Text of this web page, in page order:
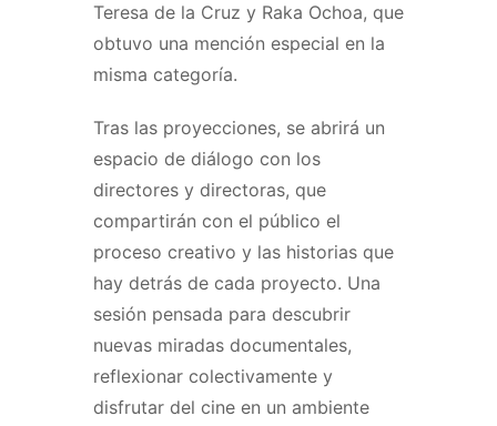
Teresa de la Cruz y Raka Ochoa, que
obtuvo una mención especial en la
misma categoría.
Tras las proyecciones, se abrirá un
espacio de diálogo con los
directores y directoras, que
compartirán con el público el
proceso creativo y las historias que
hay detrás de cada proyecto. Una
sesión pensada para descubrir
nuevas miradas documentales,
reflexionar colectivamente y
disfrutar del cine en un ambiente